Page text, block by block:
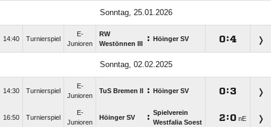
Sonntag, 25.01.2026
14:40 Turnierspiel
E-
Junioren
RW
Westönnen III
: Höinger SV :
Sonntag, 02.02.2025
14:30 Turnierspiel
E-
Junioren
TuS Bremen II : Höinger SV :
16:50 Turnierspiel
E-
Junioren
Höinger SV : Spielverein
Westfalia Soest
: nE